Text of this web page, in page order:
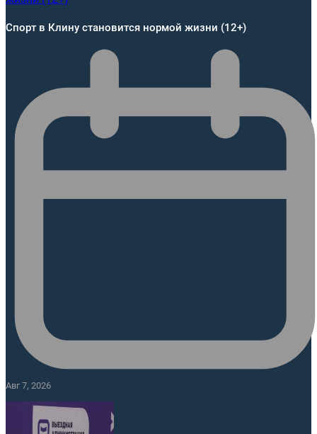
Спорт в Клину становится нормой жизни (12+)
Авг 7, 2026